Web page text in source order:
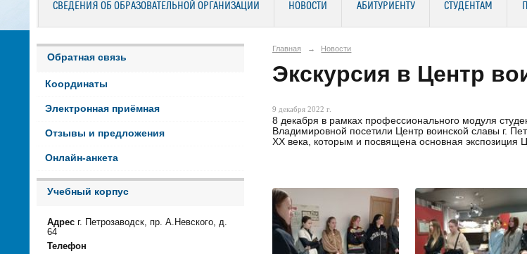
СВЕДЕНИЯ ОБ ОБРАЗОВАТЕЛЬНОЙ ОРГАНИЗАЦИИ НОВОСТИ АБИТУРИЕНТУ СТУДЕНТАМ
Обратная связь
Координаты
Электронная приёмная
Отзывы и предложения
Онлайн-анкета
Учебный корпус
Адрес г. Петрозаводск, пр. А.Невского, д.
64
Телефон
Главная → Новости
Экскурсия в Центр
9 декабря 2022 г.
8 декабря в рамках профессионального модуля
Владимировной посетили Центр воинской славы г.
ХХ века, которым и посвящена основная экспозиция